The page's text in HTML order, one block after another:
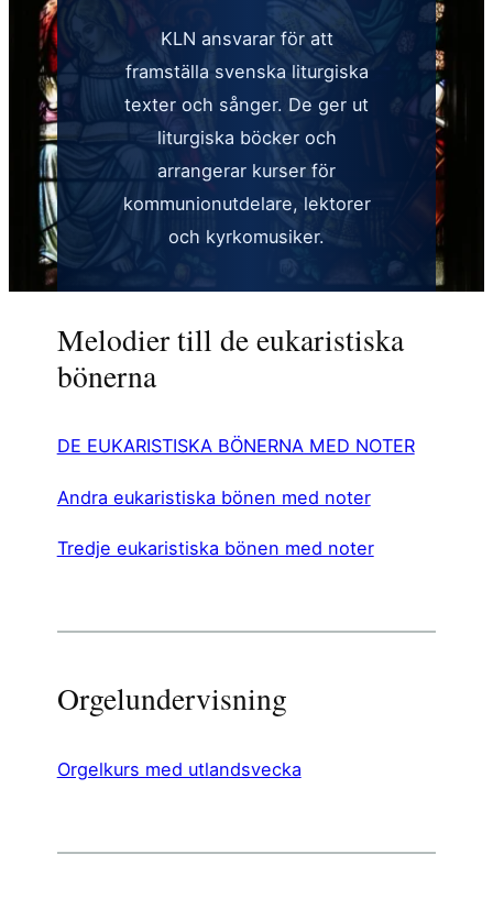
KLN ansvarar för att
framställa svenska liturgiska
texter och sånger. De ger ut
liturgiska böcker och
arrangerar kurser för
kommunionutdelare, lektorer
och kyrkomusiker.
Melodier till de eukaristiska
bönerna
DE EUKARISTISKA BÖNERNA MED NOTER
Andra eukaristiska bönen med noter
Tredje eukaristiska bönen med noter
Orgelundervisning
Orgelkurs med utlandsvecka